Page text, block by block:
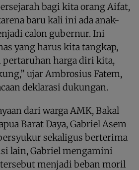
bagi kita orang Aifat,
baru kali ini ada anak-
calon gubernur. Ini
yang harus kita tangkap,
pertaruhan harga diri kita,
ujar Ambrosius Fatem,
deklarasi dukungan.
dari warga AMK, Bakal
Barat Daya, Gabriel Asem
sekaligus berterima
lain, Gabriel mengamini
menjadi beban moril